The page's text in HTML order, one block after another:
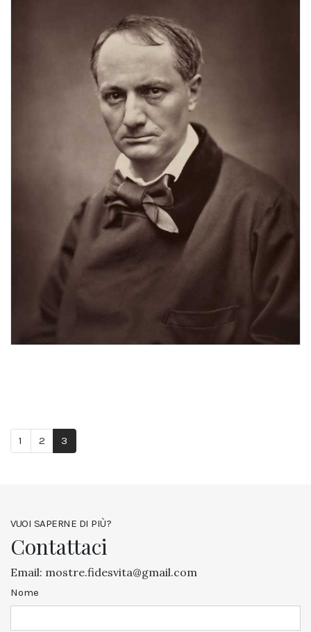
1 2 3
VUOI SAPERNE DI PIÙ?
Contattaci
Email: mostre.fidesvita@gmail.com
Nome